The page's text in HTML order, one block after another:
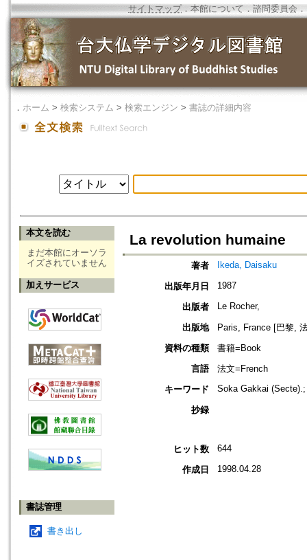
サイトマップ．本館について ． 諮問委員会 ．
． ホーム > 検索システム > 検索エンジン > 書誌の詳細内容
本文を読む
まだ本館にオーソラ
イズされていません
加えサービス
書誌管理
書き出し
La revolution humaine
著者 Ikeda, Daisaku
出版年月日 1987
出版者 Le Rocher,
出版地
Paris, France [巴黎,
資料の種類
書籍=Book
言語
法文=French
キーワード
Soka Gakkai
抄録
ヒット数 644
作成日 1998.04.28